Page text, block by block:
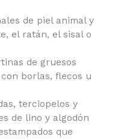
de piel animal y
el ratán, el sisal o
de gruesos
borlas, flecos u
terciopelos y
de lino y algodón
que